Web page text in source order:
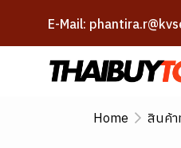
E-Mail:
Home สินค้า